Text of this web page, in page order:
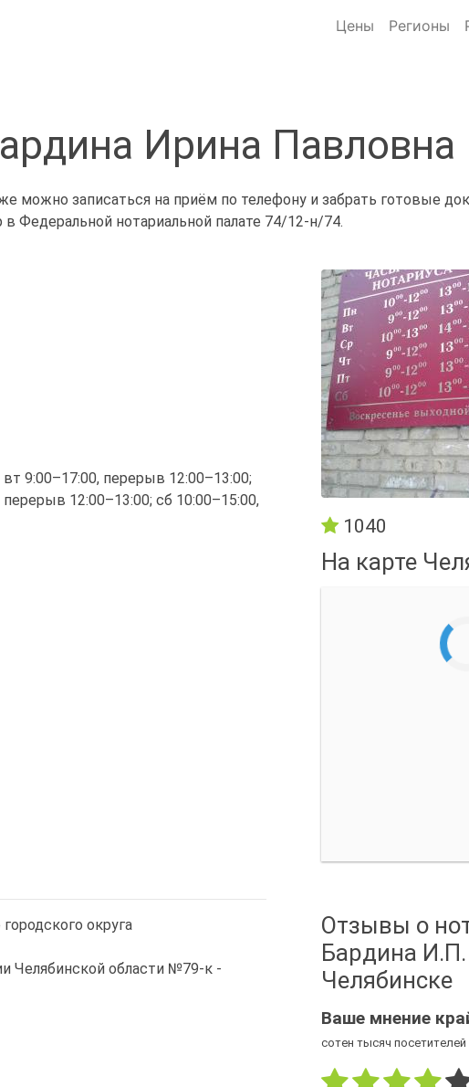
Цены Регионы
Ирина Павловна
можно записаться на приём по телефону и забрать готовые
Федеральной нотариальной палате 74/12-н/74.
9:00–17:00, перерыв 12:00–13:00;
12:00–13:00; сб 10:00–15:00,
округа
Челябинской области №79-к -
1040
На карте
Отзывы о
Бардина
Челябинске
Ваше мнение
сотен тысяч посетителей